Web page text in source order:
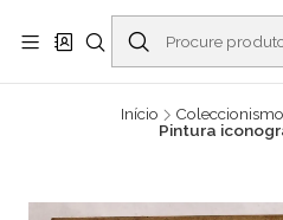
Buscantiguidades - Leilões.
Castelo -
Ler
Início
Pintura